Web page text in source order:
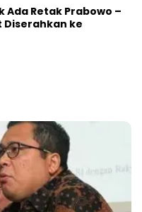
Ada Retak Prabowo –
Diserahkan ke